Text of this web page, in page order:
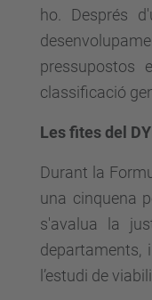
ho. Després
pressupostos
classificació
Les fites del
Durant la
una cinquena
s'avalua la
departaments,
l’estudi de